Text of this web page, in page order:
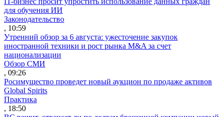
для обучения ИИ
Законодательство
, 10:59
Утренний обзор за 6 августа: ужесточение закупок
иностранной техники и рост рынка M&A за счет
национализации
Обзор СМИ
, 09:26
Росимущество проведет новый аукцион по продаже активов
Global Spirits
Практика
, 18:50